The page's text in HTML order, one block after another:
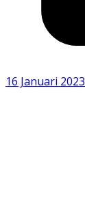
16 Januari 2023